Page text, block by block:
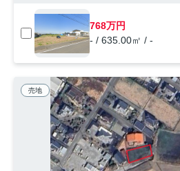
768万円
- / 635.00㎡ / -
売地